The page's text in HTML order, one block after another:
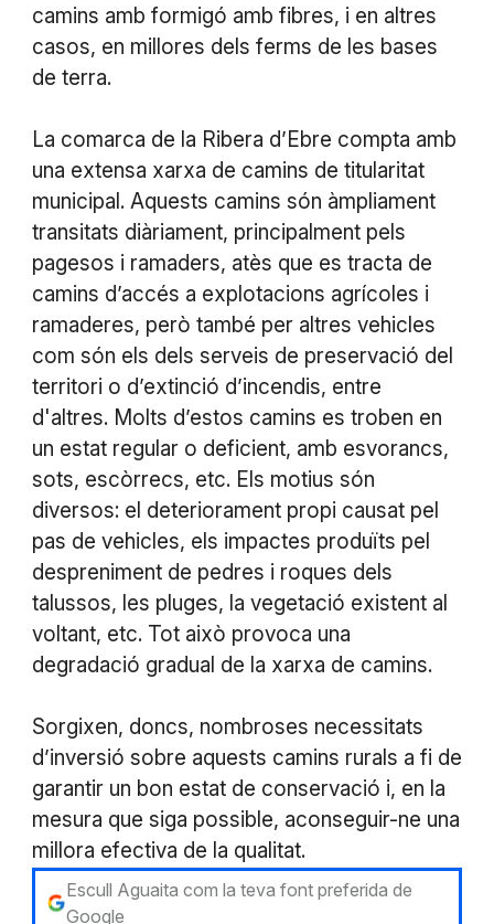
camins amb formigó amb fibres, i en altres
casos, en millores dels ferms de les bases
de terra.
La comarca de la Ribera d’Ebre compta amb
una extensa xarxa de camins de titularitat
municipal. Aquests camins són àmpliament
transitats diàriament, principalment pels
pagesos i ramaders, atès que es tracta de
camins d’accés a explotacions agrícoles i
ramaderes, però també per altres vehicles
com són els dels serveis de preservació del
territori o d’extinció d’incendis, entre
d'altres. Molts d’estos camins es troben en
un estat regular o deficient, amb esvorancs,
sots, escòrrecs, etc. Els motius són
diversos: el deteriorament propi causat pel
pas de vehicles, els impactes produïts pel
despreniment de pedres i roques dels
talussos, les pluges, la vegetació existent al
voltant, etc. Tot això provoca una
degradació gradual de la xarxa de camins.
Sorgixen, doncs, nombroses necessitats
d’inversió sobre aquests camins rurals a fi de
garantir un bon estat de conservació i, en la
mesura que siga possible, aconseguir-ne una
millora efectiva de la qualitat.
Escull Aguaita com la teva font preferida de
Google